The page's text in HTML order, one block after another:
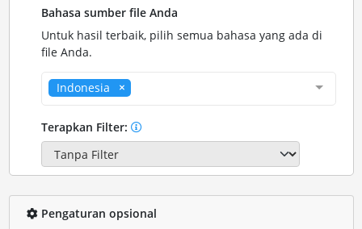
Bahasa sumber file Anda
Untuk hasil terbaik, pilih semua bahasa yang ada di
file Anda.
Indonesia
Terapkan Filter:
Pengaturan opsional